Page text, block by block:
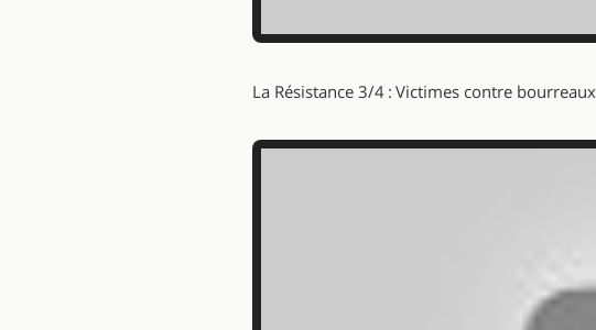
La Résistance 3/4 : Victimes contre bourreaux